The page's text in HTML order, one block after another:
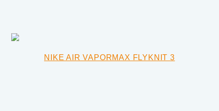
NIKE AIR VAPORMAX FLYKNIT 3